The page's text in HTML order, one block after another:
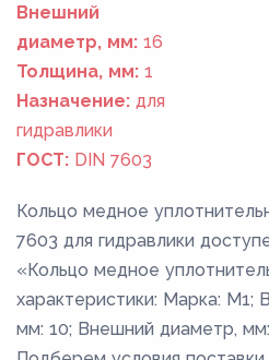
Внешний
диаметр, мм: 16
Толщина, мм: 1
Назначение: для
гидравлики
ГОСТ: DIN 7603
Кольцо медное
7603 для гидравлики
«Кольцо медное
характеристики: Марка: М1;
мм: 10; Внешний диаметр,